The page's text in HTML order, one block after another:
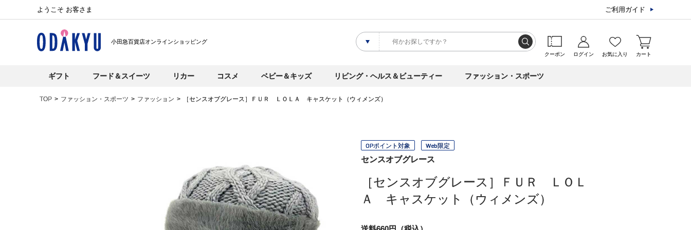
ようこそ お客さま ご利用ガイド
小田急百貨店オンラインショッピング
クーポン ログイン お気に入り カート
ギフト フード＆スイーツ リカー コスメ ベビー＆キッズ リビング・ヘルス＆ビューティー ファッション・スポーツ
TOP ファッション・スポーツ ファッション ［センスオブグレース］ＦＵＲ ＬＯＬＡ キャスケット（ウィメンズ）
OPポイント対象 Web限定
センスオブグレース
［センスオブグレース］ＦＵＲ ＬＯＬ
Ａ キャスケット（ウィメンズ）